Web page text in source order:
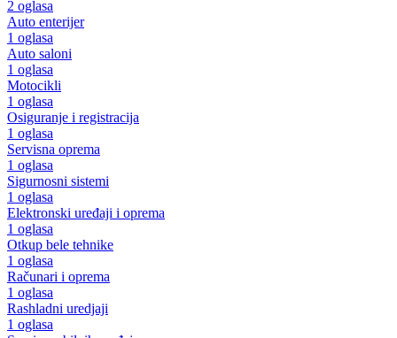
2 oglasa
Auto enterijer
1 oglasa
Auto saloni
1 oglasa
Motocikli
1 oglasa
Osiguranje i registracija
1 oglasa
Servisna oprema
1 oglasa
Sigurnosni sistemi
1 oglasa
Elektronski uređaji i oprema
1 oglasa
Otkup bele tehnike
1 oglasa
Računari i oprema
1 oglasa
Rashladni uredjaji
1 oglasa